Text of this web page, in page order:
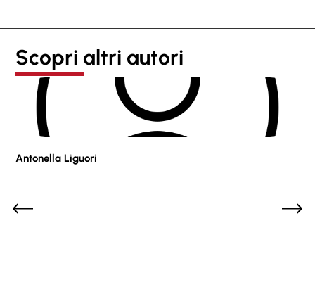
Scopri altri autori
Antonella Liguori